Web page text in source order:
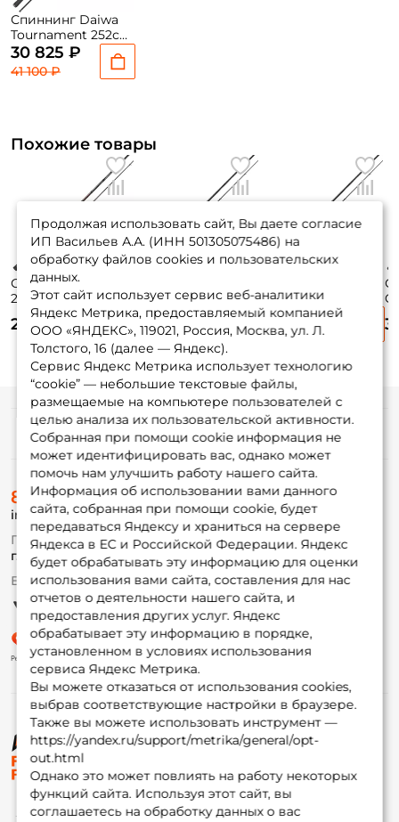
Спиннинг Daiwa
Tournament 252см.
15-60гр. 159гр. fast
/ 832MHHFS
30 825 ₽
41 100 ₽
Похожие товары
Спиннинг Pontoon
21 Fabula Tinta
259см. 14-56гр.
165гр. fast /
FBS862HF
29 685 ₽
Craft Grand Soul
253см. 14-56гр.
119гр. fast / GRS-
842H
41 480 ₽
Craft Grand Soul
259см. 7-28гр.
115гр. fast / GRS-
39 890 ₽
Продолжая использовать сайт, Вы даете согласие
ИП Васильев А.А. (ИНН 501305075486) на
обработку файлов cookies и пользовательских
данных.
Этот сайт использует сервис веб-аналитики
Яндекс Метрика, предоставляемый компанией
ООО «ЯНДЕКС», 119021, Россия, Москва, ул. Л.
Толстого, 16 (далее — Яндекс).
Сервис Яндекс Метрика использует технологию
“cookie” — небольшие текстовые файлы,
размещаемые на компьютере пользователей с
целью анализа их пользовательской активности.
Собранная при помощи cookie информация не
может идентифицировать вас, однако может
помочь нам улучшить работу нашего сайта.
Информация об использовании вами данного
сайта, собранная при помощи cookie, будет
передаваться Яндексу и храниться на сервере
Яндекса в ЕС и Российской Федерации. Яндекс
будет обрабатывать эту информацию для оценки
использования вами сайта, составления для нас
отчетов о деятельности нашего сайта, и
предоставления других услуг. Яндекс
обрабатывает эту информацию в порядке,
установленном в условиях использования
сервиса Яндекс Метрика.
Вы можете отказаться от использования cookies,
выбрав соответствующие настройки в браузере.
Также вы можете использовать инструмент —
https://yandex.ru/support/metrika/general/opt-
out.html
Однако это может повлиять на работу некоторых
функций сайта. Используя этот сайт, вы
соглашаетесь на обработку данных о вас
© ФоксФишинг, 2009-2026
Информация
О магазине
Доставка
Оплата
Fox-bonus
Гуру
Партнерская программа
8 (495) 532-77-88
info@foxfishing.ru
По вопросам с заказом
г. Москва, ул. Плеханова д.7
Ежедневно 10:00 до 20:00